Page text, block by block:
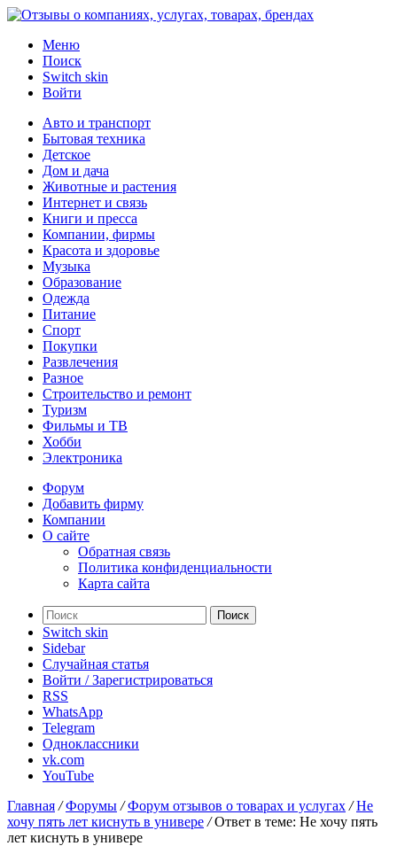
Меню
Поиск
Switch skin
Войти
Авто и транспорт
Бытовая техника
Детское
Дом и дача
Животные и растения
Интернет и связь
Книги и пресса
Компании, фирмы
Красота и здоровье
Музыка
Образование
Одежда
Питание
Спорт
Покупки
Развлечения
Разное
Строительство и ремонт
Туризм
Фильмы и ТВ
Хобби
Электроника
Форум
Добавить фирму
Компании
О сайте
Обратная связь
Политика конфиденциальности
Карта сайта
Поиск
Switch skin
Sidebar
Случайная статья
Войти / Зарегистрироваться
RSS
WhatsApp
Telegram
Одноклассники
vk.com
YouTube
Главная / Форумы / Форум отзывов о товарах и услугах / Не
хочу пять лет киснуть в универе / Ответ в теме: Не хочу пять
лет киснуть в универе